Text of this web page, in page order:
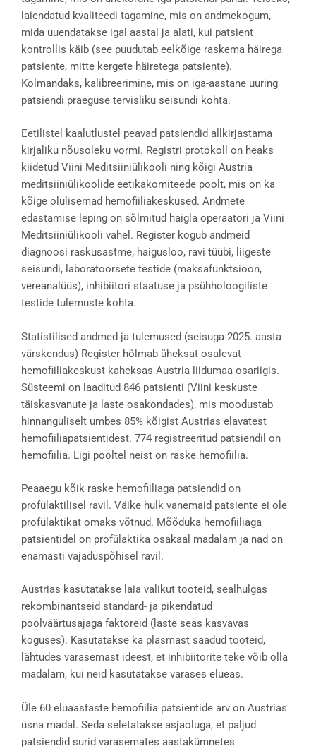
laiendatud kvaliteedi tagamine, mis on andmekogum,
mida uuendatakse igal aastal ja alati, kui patsient
kontrollis käib (see puudutab eelkõige raskema häirega
patsiente, mitte kergete häiretega patsiente).
Kolmandaks, kalibreerimine, mis on iga-aastane uuring
patsiendi praeguse tervisliku seisundi kohta.
Eetilistel kaalutlustel peavad patsiendid allkirjastama
kirjaliku nõusoleku vormi. Registri protokoll on heaks
kiidetud Viini Meditsiiniülikooli ning kõigi Austria
meditsiiniülikoolide eetikakomiteede poolt, mis on ka
kõige olulisemad hemofiiliakeskused. Andmete
edastamise leping on sõlmitud haigla operaatori ja Viini
Meditsiiniülikooli vahel. Register kogub andmeid
diagnoosi raskusastme, haigusloo, ravi tüübi, liigeste
seisundi, laboratoorsete testide (maksafunktsioon,
vereanalüüs), inhibiitori staatuse ja psühholoogiliste
testide tulemuste kohta.
Statistilised andmed ja tulemused (seisuga 2025. aasta
värskendus) Register hõlmab üheksat osalevat
hemofiiliakeskust kaheksas Austria liidumaa osariigis.
Süsteemi on laaditud 846 patsienti (Viini keskuste
täiskasvanute ja laste osakondades), mis moodustab
hinnanguliselt umbes 85% kõigist Austrias elavatest
hemofiiliapatsientidest. 774 registreeritud patsiendil on
hemofiilia. Ligi pooltel neist on raske hemofiilia.
Peaaegu kõik raske hemofiiliaga patsiendid on
profülaktilisel ravil. Väike hulk vanemaid patsiente ei ole
profülaktikat omaks võtnud. Mõõduka hemofiiliaga
patsientidel on profülaktika osakaal madalam ja nad on
enamasti vajaduspõhisel ravil.
Austrias kasutatakse laia valikut tooteid, sealhulgas
rekombinantseid standard- ja pikendatud
poolväärtusajaga faktoreid (laste seas kasvavas
koguses). Kasutatakse ka plasmast saadud tooteid,
lähtudes varasemast ideest, et inhibiitorite teke võib olla
madalam, kui neid kasutatakse varases elueas.
Üle 60 eluaastaste hemofiilia patsientide arv on Austrias
üsna madal. Seda seletatakse asjaoluga, et paljud
patsiendid surid varasemates aastakümnetes